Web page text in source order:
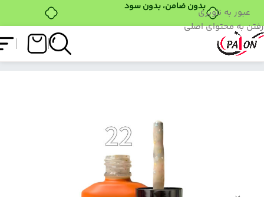
خرید قسطی با ترب‌پیعبور به ناوبری
رفتن به محتوای اصلی
فروشگاه هایپر بیس پایون 22